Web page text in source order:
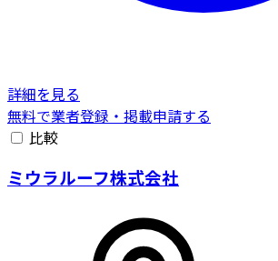
詳細を見る
無料で業者登録・掲載申請する
比較
ミウラルーフ株式会社